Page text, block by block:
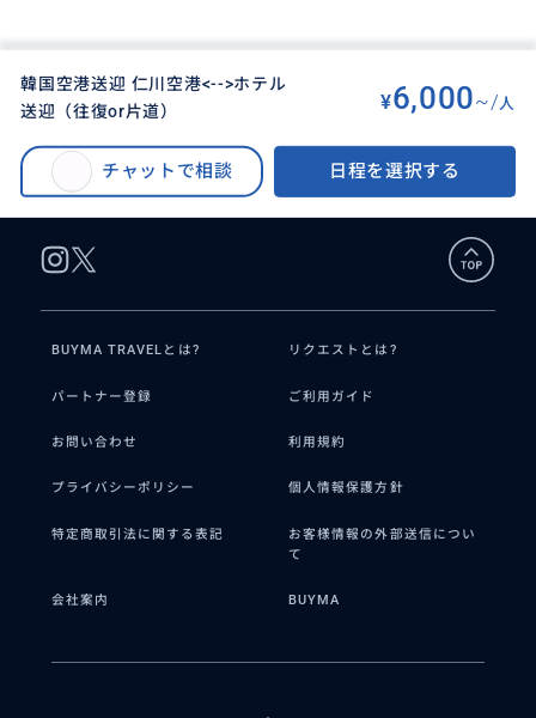
韓国空港送迎 仁川空港<-->ホテル
送迎（往復or片道）
¥6,000~/ 人
チャットで相談 日程を選択する
韓国空港送迎 仁川空港<-->ホテル送迎（往復or片道）
BUYMA TRAVELとは? リクエストとは?
パートナー登録 ご利用ガイド
お問い合わせ 利用規約
プライバシーポリシー 個人情報保護方針
特定商取引法に関する表記
お客様情報の外部送信につい
て
会社案内 BUYMA